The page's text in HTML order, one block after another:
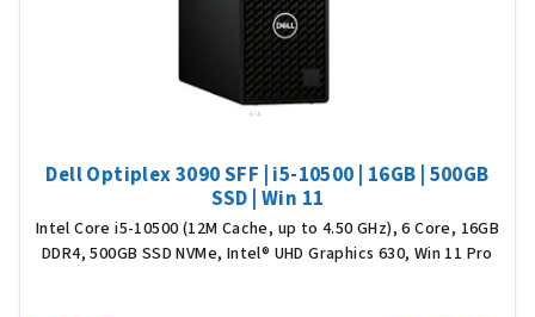
Dell Optiplex 3090 SFF | i5-10500 | 16GB | 500GB
SSD | Win 11
Intel Core i5-10500 (12M Cache, up to 4.50 GHz), 6 Core, 16GB
DDR4, 500GB SSD NVMe, Intel® UHD Graphics 630, Win 11 Pro